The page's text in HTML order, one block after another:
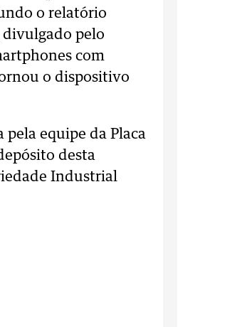
o relatório
divulgado pelo
com
o dispositivo
equipe da Placa
desta
Industrial